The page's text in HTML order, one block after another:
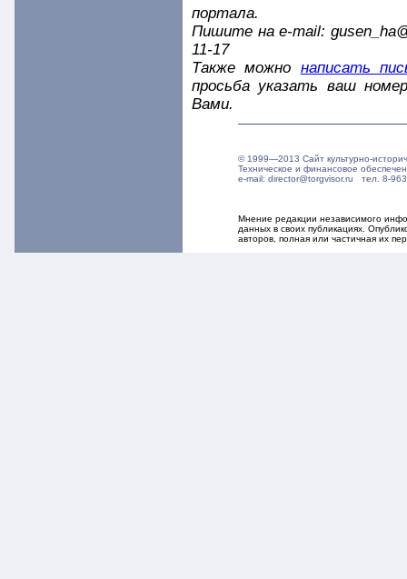
портала.
Пишите на e-mail:
11-17
Также можно написать
просьба указать ваш
Вами.
© 1999—2013 Сайт культурно-
Техническое и финансовое
e-mail: director@torgvisor.ru тел. 8-
Мнение редакции независимого
данных в своих публикациях.
авторов, полная или частичная их